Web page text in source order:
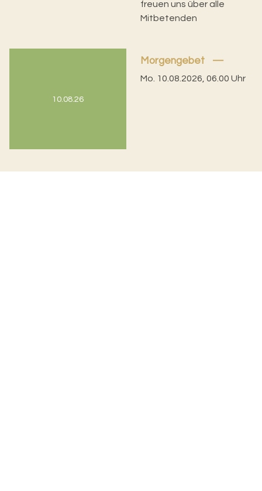
freuen uns über alle
Mitbetenden
10.08.26
Morgengebet
Mo. 10.08.2026, 06.00 Uhr